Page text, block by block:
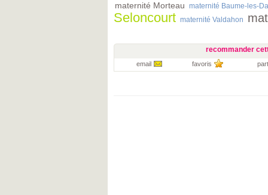
maternité Morteau maternité Baume-les-
Seloncourt maternité Valdahon
recommander
email favoris